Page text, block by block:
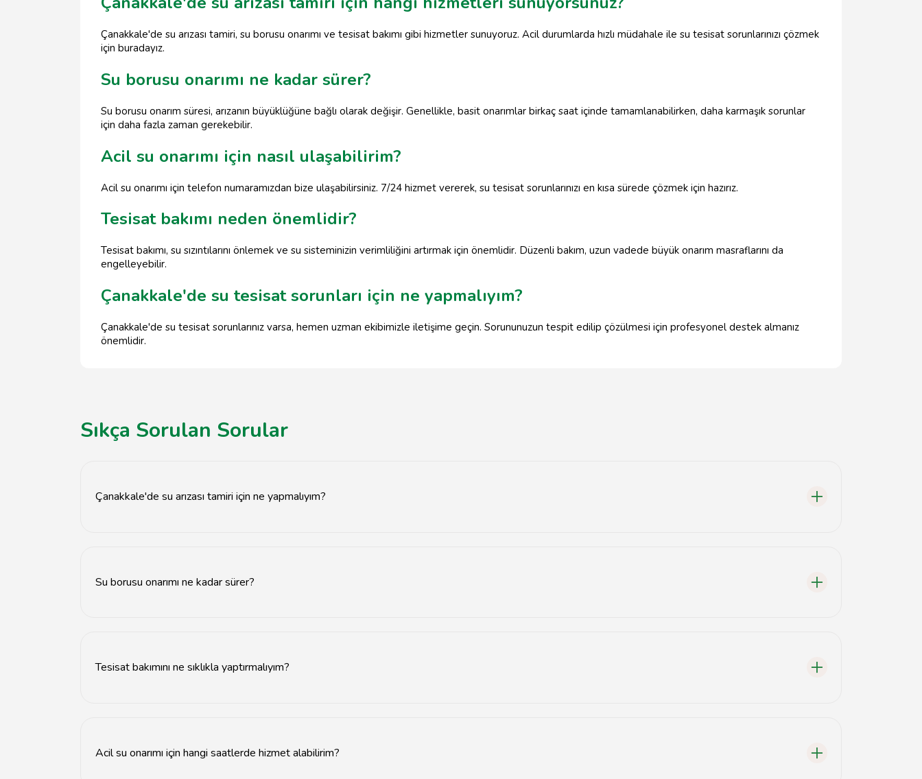
Çanakkale'de su arızası tamiri, su borusu onarımı ve tesisat bakımı gibi hizmetler sunuyoruz. Acil durumlarda hızlı müdahale ile su tesisat sorunlarınızı çözmek
için buradayız.
Su borusu onarımı ne kadar sürer?
Su borusu onarım süresi, arızanın büyüklüğüne bağlı olarak değişir. Genellikle, basit onarımlar birkaç saat içinde tamamlanabilirken, daha karmaşık sorunlar
için daha fazla zaman gerekebilir.
Acil su onarımı için nasıl ulaşabilirim?
Acil su onarımı için telefon numaramızdan bize ulaşabilirsiniz. 7/24 hizmet vererek, su tesisat sorunlarınızı en kısa sürede çözmek için hazırız.
Tesisat bakımı neden önemlidir?
Tesisat bakımı, su sızıntılarını önlemek ve su sisteminizin verimliliğini artırmak için önemlidir. Düzenli bakım, uzun vadede büyük onarım masraflarını da
engelleyebilir.
Çanakkale'de su tesisat sorunları için ne yapmalıyım?
Çanakkale'de su tesisat sorunlarınız varsa, hemen uzman ekibimizle iletişime geçin. Sorununuzun tespit edilip çözülmesi için profesyonel destek almanız
önemlidir.
Sıkça Sorulan Sorular
Çanakkale'de su arızası tamiri için ne yapmalıyım?
Su borusu onarımı ne kadar sürer?
Tesisat bakımını ne sıklıkla yaptırmalıyım?
Acil su onarımı için hangi saatlerde hizmet alabilirim?